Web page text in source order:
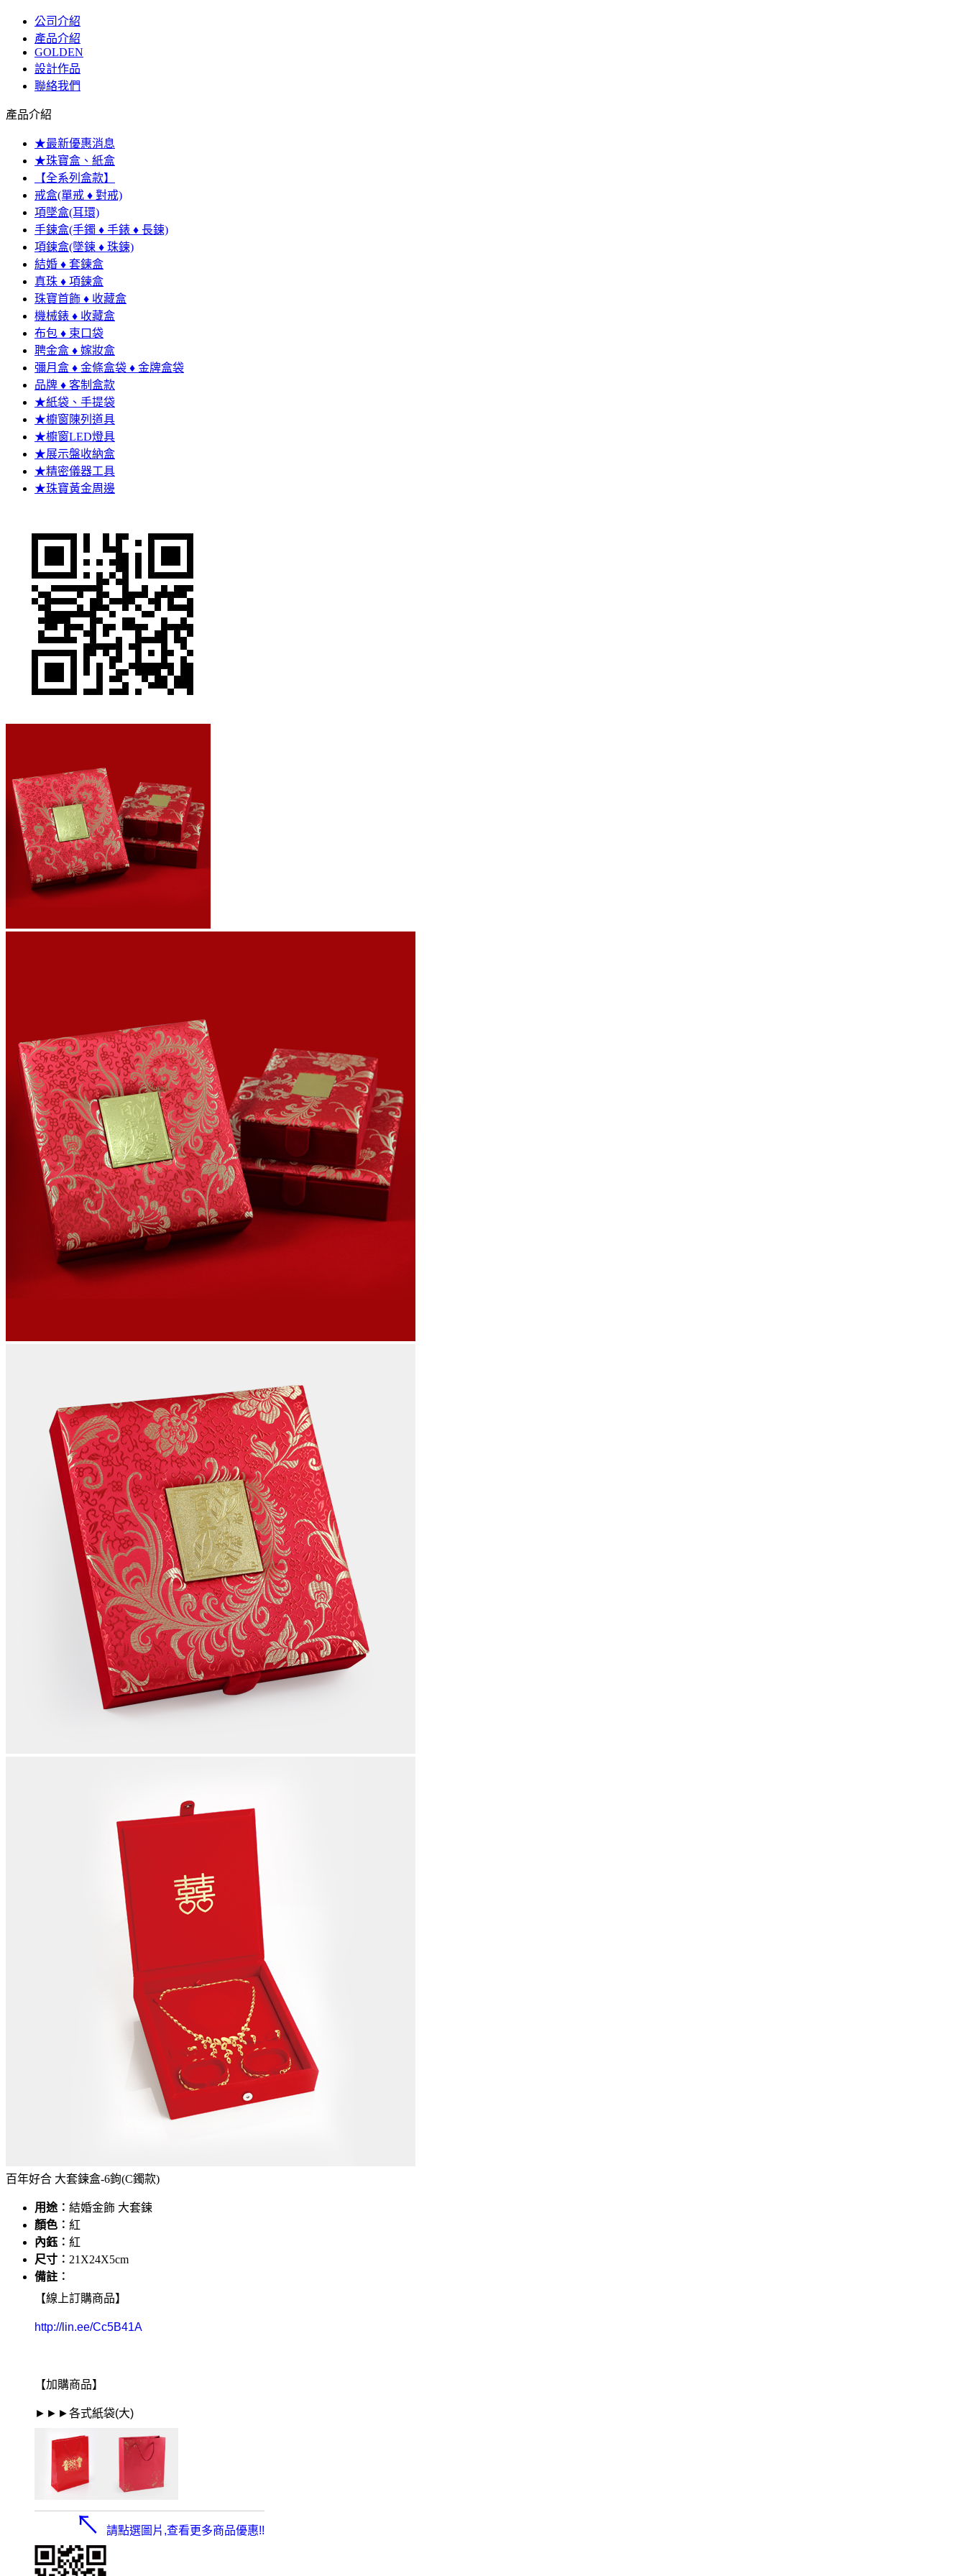
公司介紹
產品介紹
GOLDEN
設計作品
聯絡我們
產品介紹
★最新優惠消息
★珠寶盒、紙盒
【全系列盒款】
戒盒(單戒 ♦ 對戒)
項墜盒(耳環)
手鍊盒(手鐲 ♦ 手錶 ♦ 長鍊)
項鍊盒(墜鍊 ♦ 珠鍊)
結婚 ♦ 套鍊盒
真珠 ♦ 項鍊盒
珠寶首飾 ♦ 收藏盒
機械錶 ♦ 收藏盒
布包 ♦ 束口袋
聘金盒 ♦ 嫁妝盒
彌月盒 ♦ 金條盒袋 ♦ 金牌盒袋
品牌 ♦ 客制盒款
★紙袋、手提袋
★櫥窗陳列道具
★櫥窗LED燈具
★展示盤收納盒
★精密儀器工具
★珠寶黃金周邊
百年好合 大套鍊盒-6鉤(C鐲款)
用途︰ 結婚金飾 大套鍊
顏色︰ 紅
內鈺︰ 紅
尺寸︰ 21X24X5cm
備註︰
【線上訂購商品】
http://lin.ee/Cc5B41A
【加購商品】
►►►各式紙袋(大)
↖ 請點選圖片,查看更多商品優惠!!